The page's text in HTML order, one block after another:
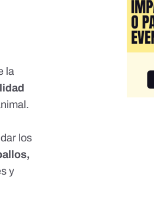
la
los
y